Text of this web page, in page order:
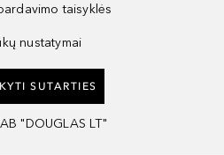
taisyklės
nustatymai
SUTARTIES
"DOUGLAS LT"